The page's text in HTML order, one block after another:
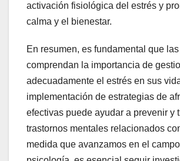
activación fisiológica del estrés y
calma y el bienestar.
En resumen, es fundamental que
comprendan la importancia de
adecuadamente el estrés en sus
implementación de estrategias de
efectivas puede ayudar a prevenir y
trastornos mentales relacionados
medida que avanzamos en el